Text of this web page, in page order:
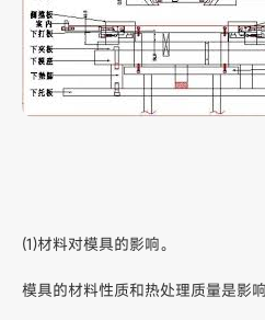
(1)材料对模具的影响。
模具的材料性质和热处理质量是影